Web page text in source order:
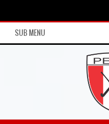
SUB MENU